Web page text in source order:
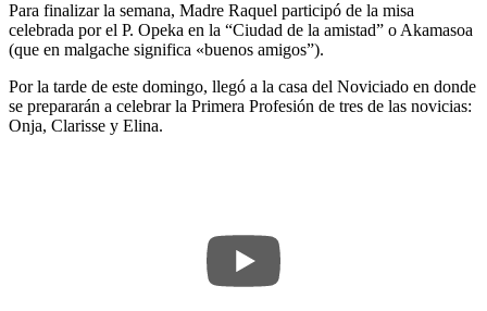
Para finalizar la semana, Madre Raquel participó de la misa
celebrada por el P. Opeka en la “Ciudad de la amistad” o Akamasoa
(que en malgache significa «buenos amigos”).
Por la tarde de este domingo, llegó a la casa del Noviciado en donde
se prepararán a celebrar la Primera Profesión de tres de las novicias:
Onja, Clarisse y Elina.